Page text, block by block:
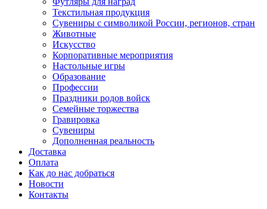
Текстильная продукция
Сувениры с символикой России, регионов, стран
Животные
Искусство
Корпоративные мероприятия
Настольные игры
Образование
Профессии
Праздники родов войск
Семейные торжества
Гравировка
Сувениры
Дополненная реальность
Доставка
Оплата
Как до нас добраться
Новости
Контакты